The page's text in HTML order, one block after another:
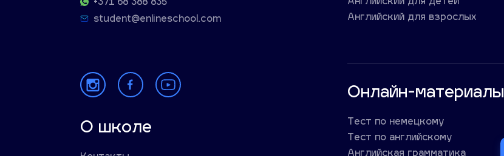
+371 68 388 835
student@enlineschool.com
О школе
Английский для детей
Английский для взрослых
Онлайн-материалы
Тест по немецкому
Тест по английскому
Английская грамматика